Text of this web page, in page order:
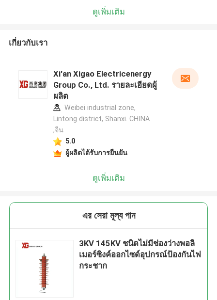
ดูเพิ่มเติม
เกี่ยวกับเรา
Xi'an Xigao Electricenergy
Group Co., Ltd. รายละเอียดผู้
ผลิต
Weibei industrial zone,
Lintong district, Shanxi. CHINA
,จีน
5.0
ผู้ผลิตได้รับการยืนยัน
ดูเพิ่มเติม
এর সেরা মূল্য পান
3KV 145KV ชนิดไม่มีช่องว่างพอลิ
เมอร์ซิงค์ออกไซด์อุปกรณ์ป้องกันไฟ
กระชาก